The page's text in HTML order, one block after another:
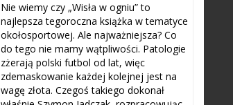
Nie wiemy czy „Wisła w ogniu” to
najlepsza tegoroczna książka w tematyce
okołosportowej. Ale najważniejsza? Co
do tego nie mamy wątpliwości. Patologie
zżerają polski futbol od lat, więc
zdemaskowanie każdej kolejnej jest na
wagę złota. Czegoś takiego dokonał